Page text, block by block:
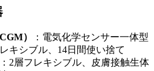
）
：電気化学センサー一体型
キシブル、14日間使い捨て
：2層フレキシブル、皮膚接触生体